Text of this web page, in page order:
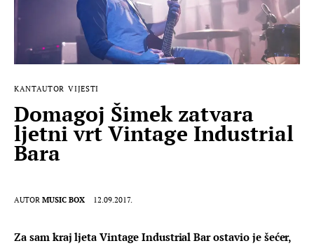
STRANA GLAZBA
FILM
MUSIC BOX
KANTAUTOR VIJESTI
Domagoj Šimek zatvara
ljetni vrt Vintage Industrial
Bara
AUTOR MUSIC BOX 12.09.2017.
Za sam kraj ljeta Vintage Industrial Bar ostavio je šećer,